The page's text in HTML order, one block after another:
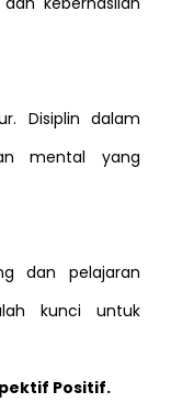
Disiplin dalam
mental yang
dan pelajaran
kunci untuk
Positif.